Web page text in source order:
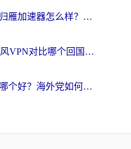
海外党自救指南：归雁加速器怎么样？教你避开坑实现国内资源无缝访问
ChickCN VPN和旋风VPN对比哪个回国效果更好？海外用户的选择困境与出路
雷神手游和六毫秒哪个好？海外党如何真正解锁国内资源